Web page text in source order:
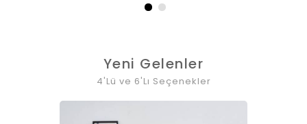
Yeni Gelenler
4'Lü ve 6'Lı Seçenekler